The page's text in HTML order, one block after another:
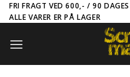
Skip
to
content
FRI FRAGT VED 600,- / 90
ALLE VARER ER PÅ LAGER